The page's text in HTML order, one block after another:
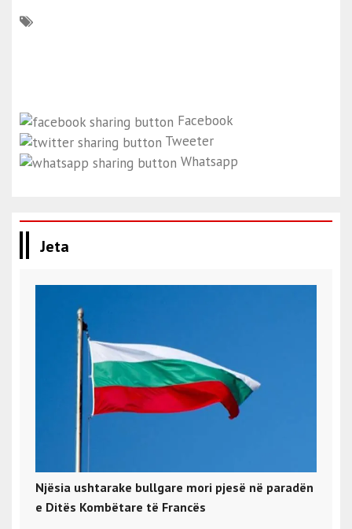
Facebook
Tweeter
Whatsapp
Jeta
Njësia ushtarake bullgare mori pjesë në paradën
e Ditës Kombëtare të Francës